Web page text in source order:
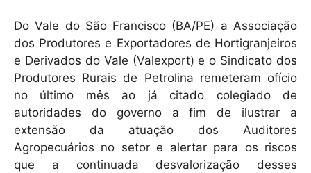
Do Vale do São Francisco (BA/PE) a Associação
dos Produtores e Exportadores de Hortigranjeiros
e Derivados do Vale (Valexport) e o Sindicato dos
Produtores Rurais de Petrolina remeteram ofício
no último mês ao já citado colegiado de
autoridades do governo a fim de ilustrar a
extensão da atuação dos Auditores
Agropecuários no setor e alertar para os riscos
que a continuada desvalorização desses